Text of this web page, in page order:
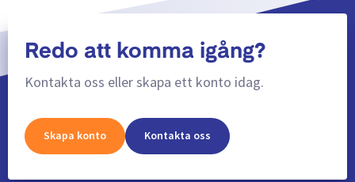
Redo att komma igång?
Kontakta oss eller skapa ett konto idag.
Skapa konto Kontakta oss